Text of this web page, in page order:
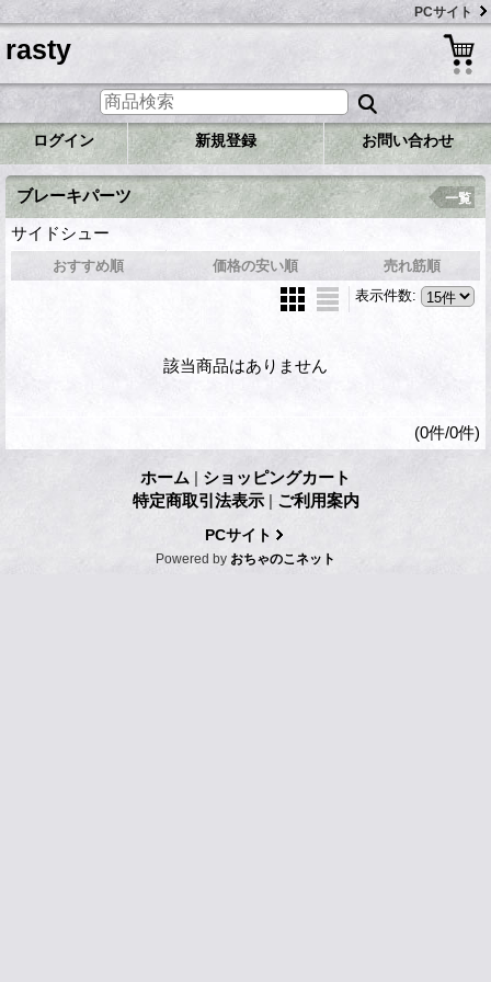
PCサイト
rasty
ログイン 新規登録 お問い合わせ
ブレーキパーツ
サイドシュー
一覧
おすすめ順 価格の安い順
売れ筋順
表示件数:
該当商品はありません
(0件/0件)
ホーム | ショッピングカート
特定商取引法表示 | ご利用案内
PCサイト
Powered by おちゃのこネット